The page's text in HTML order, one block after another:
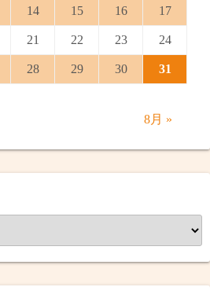
14 15 16 17
21 22 23 24
28 29 30 31
8月 »